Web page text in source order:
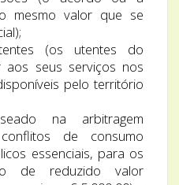
mesmo valor que se
(os utentes do
aos seus serviços nos
pelo território
na arbitragem
de consumo
essenciais, para os
de reduzido valor